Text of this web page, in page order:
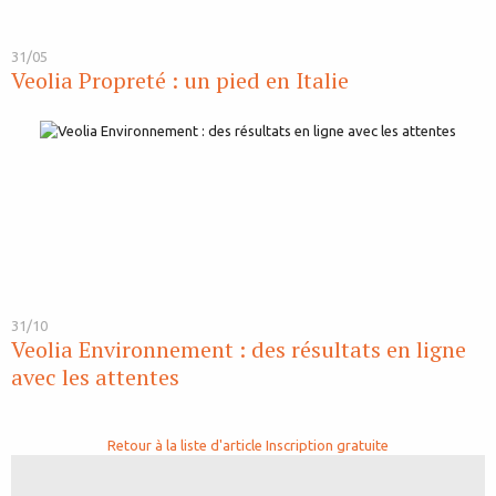
31/05
Veolia Propreté : un pied en Italie
31/10
Veolia Environnement : des résultats en ligne
avec les attentes
Retour à la liste d'article Inscription gratuite